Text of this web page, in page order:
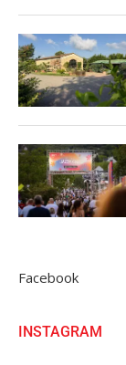
Facebook
INSTAGRAM